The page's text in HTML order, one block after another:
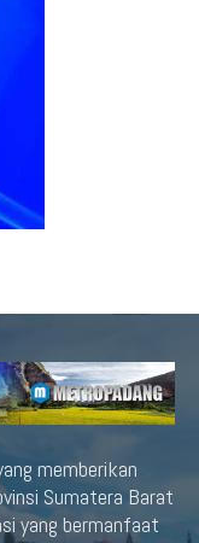
memberikan
Sumatera Barat
yang bermanfaat